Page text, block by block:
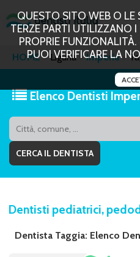
QUESTO SITO WEB O LE
TERZE PARTI UTILIZZANO I
PROPRIE
PUOI VERIFICARE LA
HOME Liguria Imperia
Elenco Dentisti
Dentisti pediatrici,
Dentista Taggia: Elenco